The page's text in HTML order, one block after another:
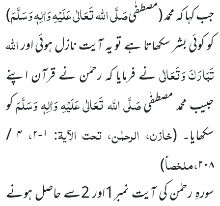
جب کہا کہ محمد(مصطفٰیصَلَّی اللہ تَعَالٰی عَلَیْہِ وَاٰلِہٖ وَسَلَّمَ)
کو کوئی بشر سکھاتا ہے تو یہ آیت نازل ہوئی اوراللہ
تَبَارَکَوَتَعَالٰینے فرمایا کہ رحمٰن نے قرآن اپنے
حبیب محمد مصطفٰیصَلَّی اللہ تَعَالٰی عَلَیْہِ وَاٰلِہٖ وَسَلَّمَکو
سکھایا۔ (خازن، الرحمٰن، تحت الآیۃ: ۱-۲ ، ۴ /
۲۰۸،ملخصاً)
سورہِ رحمٰن کی آیت نمبر1اور 2سے حاصل ہونے